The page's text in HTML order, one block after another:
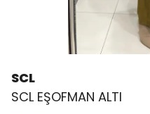
SCL
SCL EŞOFMAN ALTI